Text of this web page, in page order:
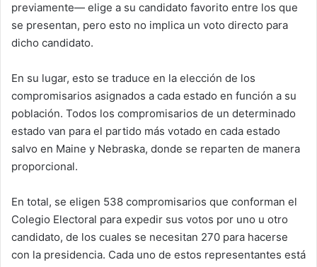
previamente— elige a su candidato favorito entre los que
se presentan, pero esto no implica un voto directo para
dicho candidato.
En su lugar, esto se traduce en la elección de los
compromisarios asignados a cada estado en función a su
población. Todos los compromisarios de un determinado
estado van para el partido más votado en cada estado
salvo en Maine y Nebraska, donde se reparten de manera
proporcional.
En total, se eligen 538 compromisarios que conforman el
Colegio Electoral para expedir sus votos por uno u otro
candidato, de los cuales se necesitan 270 para hacerse
con la presidencia. Cada uno de estos representantes está